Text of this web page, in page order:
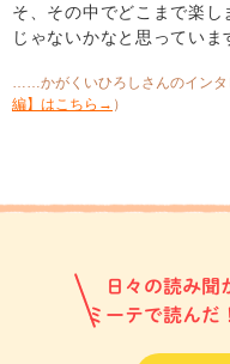
そ、その中でどこまで楽
じゃないかなと思っていま
……かがくいひろしさんのインタ
編】はこちら→ ）
日々の読み
ミーテで読んだ